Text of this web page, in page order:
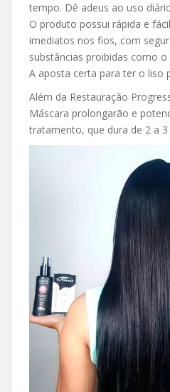
tempo. Dê adeus ao uso
O produto possui rápida e
imediatos nos fios, com
substâncias proibidas como
A aposta certa para ter o liso
Além da Restauração
Máscara prolongarão e
tratamento, que dura de 2 a 3